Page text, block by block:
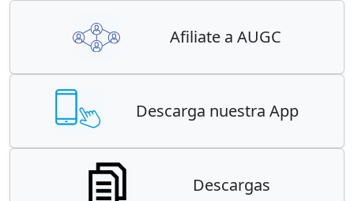
Afiliate a AUGC
Descarga nuestra App
Descargas